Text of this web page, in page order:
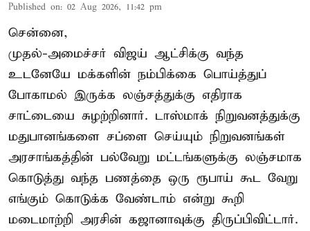
Published on: 02 Aug 2026, 11:42 pm
சென்னை,
முதல்-அமைச்சர் விஜய் ஆட்சிக்கு வந்த
உடனேயே மக்களின் நம்பிக்கை பொய்த்துப்
போகாமல் இருக்க லஞ்சத்துக்கு எதிராக
சாட்டையை சுழற்றினார். டாஸ்மாக் நிறுவனத்துக்கு
மதுபானங்களை சப்ளை செய்யும் நிறுவனங்கள்
அரசாங்கத்தின் பல்வேறு மட்டங்களுக்கு லஞ்சமாக
கொடுத்து வந்த பணத்தை ஒரு ரூபாய் கூட வேறு
எங்கும் கொடுக்க வேண்டாம் என்று கூறி
மடைமாற்றி அரசின் கஜானாவுக்கு திருப்பிவிட்டார்.